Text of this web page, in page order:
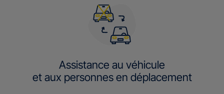
Assistance au véhicule
et aux personnes en déplacement